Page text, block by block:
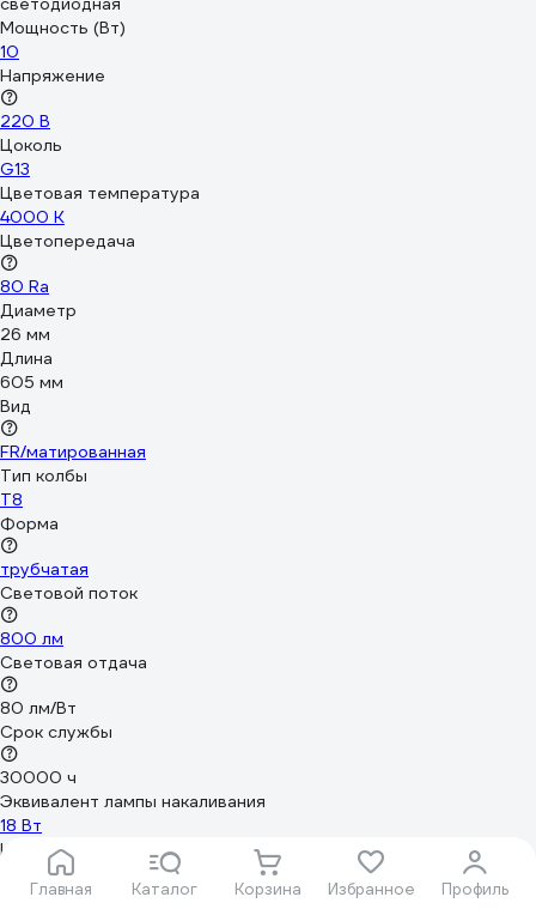
Главная Каталог Корзина Избранное Профиль
Мощность (Вт)
10
Напряжение
220 В
Цоколь
G13
Цветовая температура
4000 К
Цветопередача
80 Ra
Диаметр
26 мм
Длина
605 мм
Вид
FR/матированная
Тип колбы
T8
Форма
трубчатая
Световой поток
800 лм
Световая отдача
80 лм/Вт
Срок службы
30000 ч
Эквивалент лампы накаливания
18 Вт
Цветность
естественный белый (3300-5000 К)